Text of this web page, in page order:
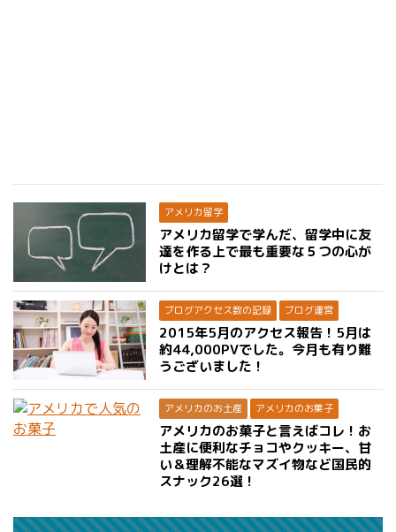
アメリカ留学
アメリカ留学で学んだ、留学中に友
達を作る上で最も重要な５つの心が
けとは？
ブログアクセス数の記録 ブログ運営
2015年5月のアクセス報告！5月は
約44,000PVでした。今月も有り難
うございました！
アメリカのお土産 アメリカのお菓子
アメリカのお菓子と言えばコレ！お
土産に便利なチョコやクッキー、甘
い＆理解不能なマズイ物など国民的
スナック26選！